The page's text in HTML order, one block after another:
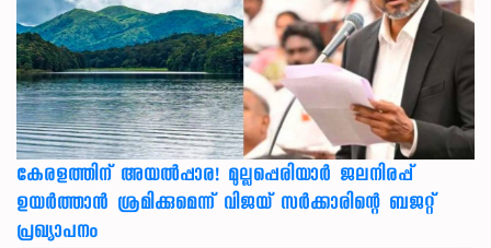
കേരളത്തിന് അ‌യൽപ്പാര! മുല്ലപ്പെരിയാർ ജലനിരപ്പ്
ഉയർത്താൻ ശ്രമിക്കുമെന്ന് വിജയ് സർക്കാരിന്റെ ബജറ്റ്
പ്രഖ്യാപനം